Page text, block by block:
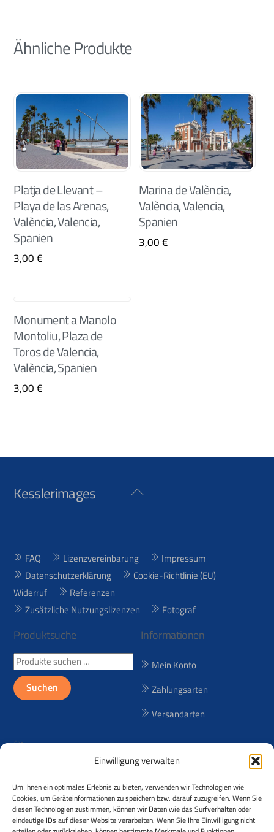
Einwilligung verwalten
Um Ihnen ein optimales Erlebnis zu bieten, verwenden wir Technologien wie
Cookies, um Geräteinformationen zu speichern bzw. darauf zuzugreifen. Wenn Sie
diesen Technologien zustimmen, können wir Daten wie das Surfverhalten oder
eindeutige IDs auf dieser Website verarbeiten. Wenn Sie Ihre Einwilligung nicht
Ähnliche Produkte
Platja de Llevant –
Playa de las Arenas,
València, Valencia,
Spanien
3,00€
Marina de València,
València, Valencia,
Spanien
3,00€
Monument a Manolo
Montoliu, Plaza de
Toros de Valencia,
València, Spanien
3,00€
Back
Kesslerimages
FAQ Lizenzvereinbarung
Impressum
Datenschutzerklärung
Cookie-Richtlinie (EU)
Widerruf
Referenzen
Zusätzliche Nutzungslizenzen
Fotograf
Produktsuche
Suchen
nach:
Suchen
Informationen
Mein Konto
Zahlungsarten
Versandarten
Über uns
(RF) und lizenzpflichtige (RM)
Reisebilder aus über 50
Ländern an! Der Urheber der